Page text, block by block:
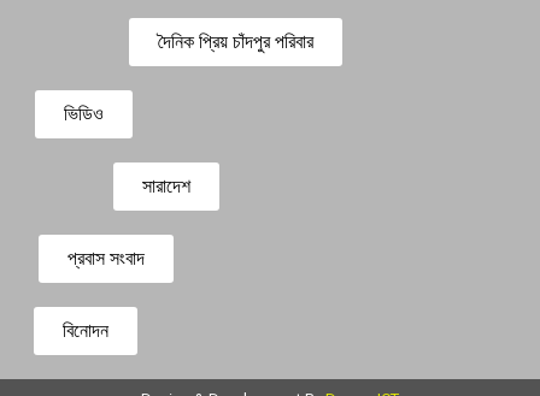
দৈনিক প্রিয় চাঁদপুর পরিবার
ভিডিও
সারাদেশ
প্রবাস সংবাদ
বিনোদন